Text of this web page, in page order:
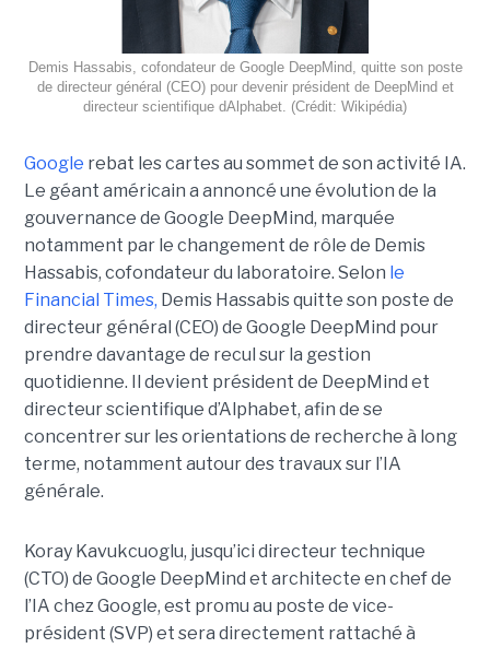
Demis Hassabis, cofondateur de Google DeepMind, quitte son poste
de directeur général (CEO) pour devenir président de DeepMind et
directeur scientifique dAlphabet. (Crédit: Wikipédia)
Google rebat les cartes au sommet de son activité IA.
Le géant américain a annoncé une évolution de la
gouvernance de Google DeepMind, marquée
notamment par le changement de rôle de Demis
Hassabis, cofondateur du laboratoire. Selon le
Financial Times, Demis Hassabis quitte son poste de
directeur général (CEO) de Google DeepMind pour
prendre davantage de recul sur la gestion
quotidienne. Il devient président de DeepMind et
directeur scientifique d’Alphabet, afin de se
concentrer sur les orientations de recherche à long
terme, notamment autour des travaux sur l’IA
générale.
Koray Kavukcuoglu, jusqu’ici directeur technique
(CTO) de Google DeepMind et architecte en chef de
l’IA chez Google, est promu au poste de vice-
président (SVP) et sera directement rattaché à